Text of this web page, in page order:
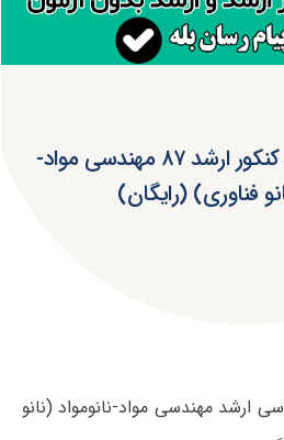
دانلود سوالات و کلید کنکور ارشد ۸۷ مهندسی مواد-
فناوری) (رایگان)
ارشد مهندسی مواد-نانومواد (نانو